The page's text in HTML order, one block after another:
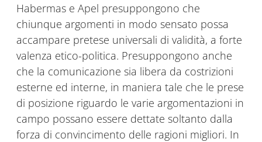
Habermas e Apel presuppongono che
chiunque argomenti in modo sensato possa
accampare pretese universali di validità, a forte
valenza etico-politica. Presuppongono anche
che la comunicazione sia libera da costrizioni
esterne ed interne, in maniera tale che le prese
di posizione riguardo le varie argomentazioni in
campo possano essere dettate soltanto dalla
forza di convincimento delle ragioni migliori. In